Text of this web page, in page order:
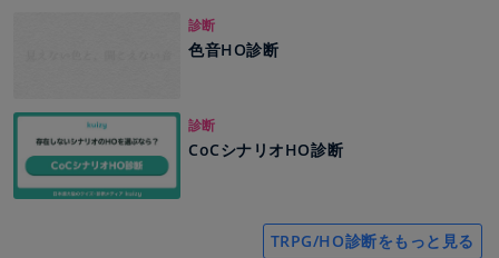
診断
色音HO診断
診断
CoCシナリオHO診断
TRPG/HO診断をもっと見る